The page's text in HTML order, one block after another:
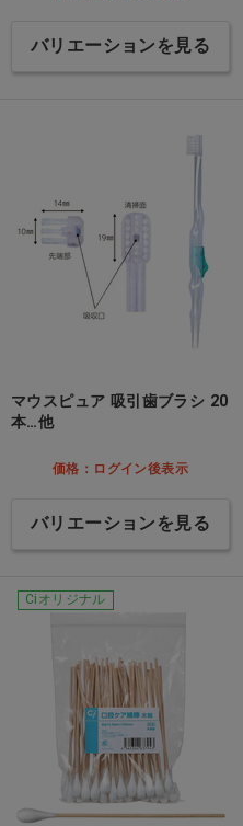
バリエーションを見る
マウスピュア 吸引歯ブラシ 20
本…他
価格：ログイン後表示
バリエーションを見る
Ciオリジナル